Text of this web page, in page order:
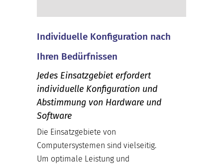
Individuelle Konfiguration nach
Ihren Bedürfnissen
Jedes Einsatzgebiet erfordert
individuelle Konfiguration und
Abstimmung von Hardware und
Software
Die Einsatzgebiete von
Computersystemen sind vielseitig.
Um optimale Leistung und